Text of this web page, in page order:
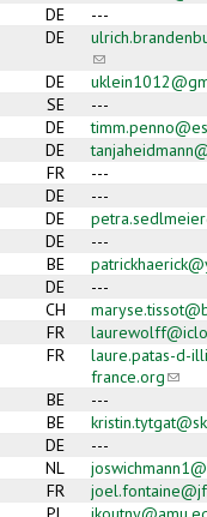
DE
---
DE
(link
sends
e-
mail)
DE
SE
---
DE
DE
FR
---
DE
---
DE
DE
---
BE
DE
---
CH
FR
FR
laure.patas-d-
france.org(link
e-
BE
---
BE
DE
---
NL
FR